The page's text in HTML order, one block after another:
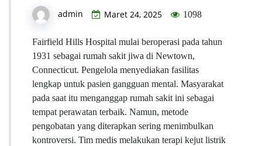
admin Maret 24, 2025 1098
Fairfield Hills Hospital mulai beroperasi pada tahun
1931 sebagai rumah sakit jiwa di Newtown,
Connecticut. Pengelola menyediakan fasilitas
lengkap untuk pasien gangguan mental. Masyarakat
pada saat itu menganggap rumah sakit ini sebagai
tempat perawatan terbaik. Namun, metode
pengobatan yang diterapkan sering menimbulkan
kontroversi. Tim medis melakukan terapi kejut listrik